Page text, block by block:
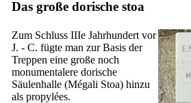
Das große dorische stoa
Zum Schluss IIIe Jahrhundert vor
J. - C. fügte man zur Basis der
Treppen eine große noch
monumentalere dorische
Säulenhalle (Mégali Stoa) hinzu
als propylées.